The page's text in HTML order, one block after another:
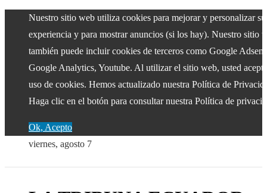
Nuestro sitio web utiliza cookies para mejorar y personalizar su
experiencia y para mostrar anuncios (si los hay). Nuestro sitio
también puede incluir cookies de terceros como Google
Google Analytics, Youtube. Al utilizar el sitio web, usted
uso de cookies. Hemos actualizado nuestra Política de
Haga clic en el botón para consultar nuestra Política de
Ok, Acepto
viernes, agosto 7